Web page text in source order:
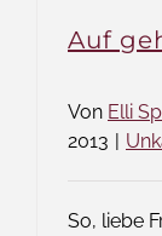
Auf
Von Elli
2013 |
So, liebe